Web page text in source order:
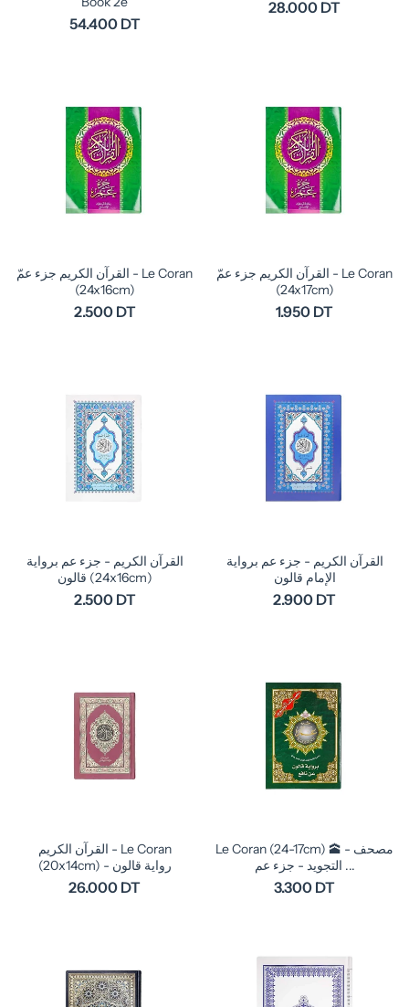
54.400 DT
28.000 DT
القرآن الكريم جزء عمّ - Le Coran
(24x16cm)
2.500 DT
القرآن الكريم جزء عمّ - Le Coran
(24x17cm)
1.950 DT
القرآن الكريم - جزء عم برواية
قالون (24x16cm)
2.500 DT
القرآن الكريم - جزء عم برواية
الإمام قالون
2.900 DT
القرآن الكريم - Le Coran
(20x14cm) - رواية قالون
26.000 DT
Le Coran (24-17cm) 🕋 - مصحف
التجويد - جزء عم ...
3.300 DT